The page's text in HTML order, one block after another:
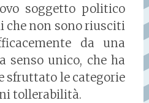
soggetto politico
che non sono riusciti
da una
senso unico, che ha
sfruttato le categorie
tollerabilità.